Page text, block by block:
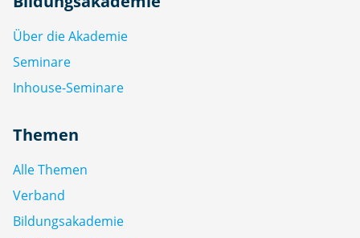
Über die Akademie
Seminare
Inhouse-Seminare
Themen
Alle Themen
Verband
Bildungsakademie